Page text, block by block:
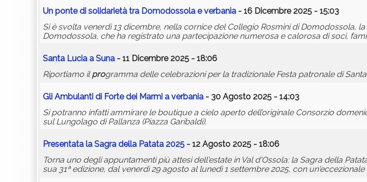
Un ponte di solidarietà tra Domodossola everbania - 16 Dicembre 2025 - 15:03
Si è svolta venerdì 13 dicembre, nella cornice del Collegio Rosmini di Domodossola,
Domodossola, che ha registrato una partecipazione numerosa e calorosa di soci,
Santa Lucia a Suna - 11 Dicembre 2025 - 18:06
Riportiamo ilprogramma delle celebrazioni per la tradizionale Festa patronale di
Gli Ambulanti di Forte dei Marmi a verbania - 30 Agosto 2025 - 14:03
Si potranno infatti ammirare le boutique a cielo aperto dell’originale Consorzio
sul Lungolago di Pallanza (Piazza Garibaldi).
Presentata la Sagra della Patata 2025 - 12 Agosto 2025 - 18:06
Torna uno degli appuntamenti più attesi dell'estate in Val d'Ossola: la Sagra della
sua 31ª edizione, dal venerdì 29 agosto al lunedì 1 settembre 2025, con